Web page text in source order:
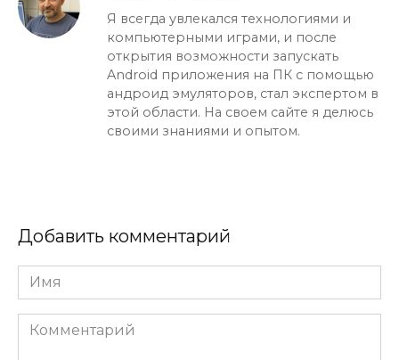
Я всегда увлекался технологиями и
компьютерными играми, и после
открытия возможности запускать
Android приложения на ПК с помощью
андроид эмуляторов, стал экспертом в
этой области. На своем сайте я делюсь
своими знаниями и опытом.
Добавить комментарий
Имя
Комментарий